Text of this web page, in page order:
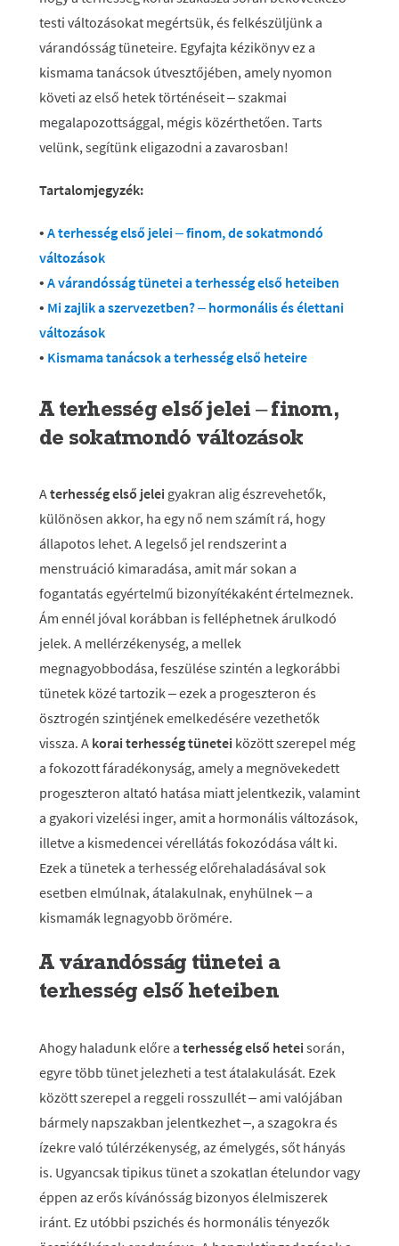
testi változásokat megértsük, és felkészüljünk a
várandósság tüneteire. Egyfajta kézikönyv ez a
kismama tanácsok útvesztőjében, amely nyomon
követi az első hetek történéseit – szakmai
megalapozottsággal, mégis közérthetően. Tarts
velünk, segítünk eligazodni a zavarosban!
Tartalomjegyzék:
• A terhesség első jelei – finom, de sokatmondó
változások
• A várandósság tünetei a terhesség első heteiben
• Mi zajlik a szervezetben? – hormonális és élettani
változások
• Kismama tanácsok a terhesség első heteire
A terhesség első jelei – finom,
de sokatmondó változások
Aterhesség első jelei gyakran alig észrevehetők,
különösen akkor, ha egy nő nem számít rá, hogy
állapotos lehet. A legelső jel rendszerint a
menstruáció kimaradása, amit már sokan a
fogantatás egyértelmű bizonyítékaként értelmeznek.
Ám ennél jóval korábban is felléphetnek árulkodó
jelek. A mellérzékenység, a mellek
megnagyobbodása, feszülése szintén a legkorábbi
tünetek közé tartozik – ezek a progeszteron és
ösztrogén szintjének emelkedésére vezethetők
vissza. A korai terhesség tünetei között szerepel még
a fokozott fáradékonyság, amely a megnövekedett
progeszteron altató hatása miatt jelentkezik, valamint
a gyakori vizelési inger, amit a hormonális változások,
illetve a kismedencei vérellátás fokozódása vált ki.
Ezek a tünetek a terhesség előrehaladásával sok
esetben elmúlnak, átalakulnak, enyhülnek – a
kismamák legnagyobb örömére.
A várandósság tünetei a
terhesség első heteiben
Ahogy haladunk előre a terhesség első hetei során,
egyre több tünet jelezheti a test átalakulását. Ezek
között szerepel a reggeli rosszullét – ami valójában
bármely napszakban jelentkezhet –, a szagokra és
ízekre való túlérzékenység, az émelygés, sőt hányás
is. Ugyancsak tipikus tünet a szokatlan ételundor vagy
éppen az erős kívánósság bizonyos élelmiszerek
iránt. Ez utóbbi pszichés és hormonális tényezők